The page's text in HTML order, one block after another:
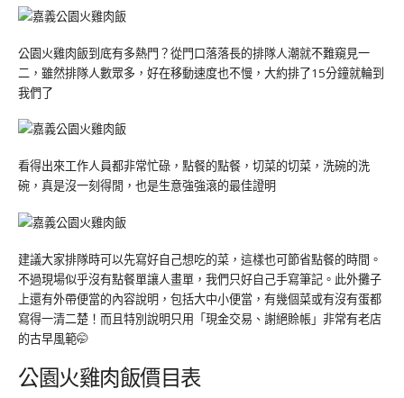
公園火雞肉飯到底有多熱門？從門口落落長的排隊人潮就不難窺見一
二，雖然排隊人數眾多，好在移動速度也不慢，大約排了15分鐘就輪到
我們了
看得出來工作人員都非常忙碌，點餐的點餐，切菜的切菜，洗碗的洗
碗，真是沒一刻得閒，也是生意強強滾的最佳證明
建議大家排隊時可以先寫好自己想吃的菜，這樣也可節省點餐的時間。
不過現場似乎沒有點餐單讓人畫單，我們只好自己手寫筆記。此外攤子
上還有外帶便當的內容說明，包括大中小便當，有幾個菜或有沒有蛋都
寫得一清二楚！而且特別說明只用「現金交易、謝絕賒帳」非常有老店
的古早風範🤭
公園火雞肉飯價目表